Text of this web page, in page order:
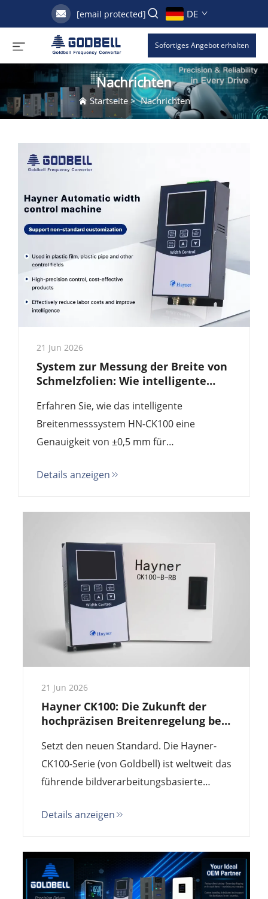
[email protected] DE
Sofortiges Angebot erhalten
Nachrichten
Startseite>Nachrichten
21 Jun 2026
System zur Messung der Breite von
Schmelzfolien: Wie intelligente
um 90 % senken | Käuferleitfaden
2025
Erfahren Sie, wie das intelligente
Breitenmesssystem HN-CK100 eine
Genauigkeit von ±0,5 mm für
zu nur einem Zehntel der Kosten
Vollständiger technischer Vergleich, ROI-
Folienhersteller, die vom manuellen
Messverfahren auf ein automatisiertes
System umsteigen.
Details anzeigen
21 Jun 2026
Hayner CK100: Die Zukunft der
hochpräzisen Breitenregelung bei
Setzt den neuen Standard. Die Hayner-
CK100-Serie (von Goldbell) ist weltweit das
führende bildverarbeitungsbasierte
Schlauchfolienanlagen. Präzision von 0,01
nahtlose SPS-Integration. Kein Drift,
maximale Ausbeute.
Details anzeigen